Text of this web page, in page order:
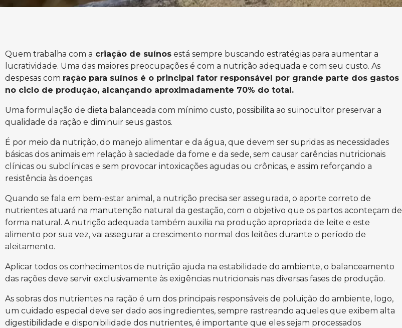
Quem trabalha com a criação de suínos está sempre buscando estratégias para aumentar a
lucratividade. Uma das maiores preocupações é com a nutrição adequada e com seu custo. As
despesas com ração para suínos é o principal fator responsável por grande parte dos gastos
no ciclo de produção, alcançando aproximadamente 70% do total.
Uma formulação de dieta balanceada com mínimo custo, possibilita ao suinocultor preservar a
qualidade da ração e diminuir seus gastos.
É por meio da nutrição, do manejo alimentar e da água, que devem ser supridas as necessidades
básicas dos animais em relação à saciedade da fome e da sede, sem causar carências nutricionais
clínicas ou subclínicas e sem provocar intoxicações agudas ou crônicas, e assim reforçando a
resistência às doenças.
Quando se fala em bem-estar animal, a nutrição precisa ser assegurada, o aporte correto de
nutrientes atuará na manutenção natural da gestação, com o objetivo que os partos aconteçam de
forma natural. A nutrição adequada também auxilia na produção apropriada de leite e este
alimento por sua vez, vai assegurar a crescimento normal dos leitões durante o período de
aleitamento.
Aplicar todos os conhecimentos de nutrição ajuda na estabilidade do ambiente, o balanceamento
das rações deve servir exclusivamente às exigências nutricionais nas diversas fases de produção.
As sobras dos nutrientes na ração é um dos principais responsáveis de poluição do ambiente, logo,
um cuidado especial deve ser dado aos ingredientes, sempre rastreando aqueles que exibem alta
digestibilidade e disponibilidade dos nutrientes, é importante que eles sejam processados